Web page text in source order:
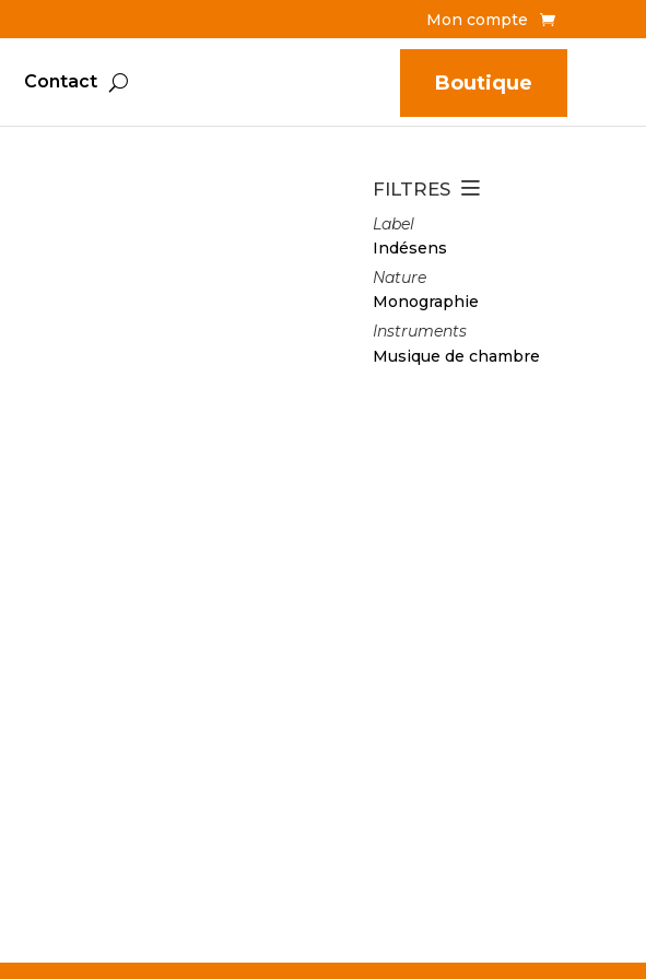
Mon compte
Contact Boutique
FILTRES
Label
Indésens
Nature
Monographie
Instruments
Musique de chambre